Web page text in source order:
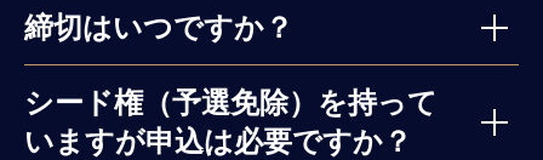
締切はいつですか？
シード権（予選免除）を持って
いますが申込は必要ですか？